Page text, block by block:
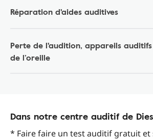
Réparation d'aides auditives
Perte de l'audition, appareils
de l’oreille
Dans notre centre auditif de
* Faire faire un test auditif gratuit et